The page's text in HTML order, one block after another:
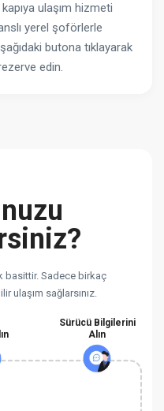
ulaşım hizmeti
yerel şoförlerle
butona tıklayarak
edin.
basittir. Sadece birkaç
ulaşım sağlarsınız.
Sürücü Bilgilerini
Alın